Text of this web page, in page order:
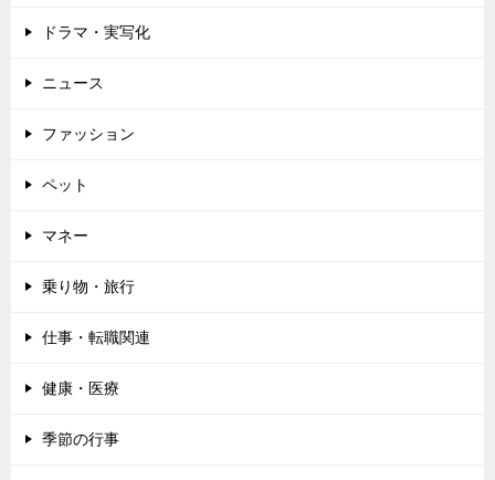
ドラマ・実写化
ニュース
ファッション
ペット
マネー
乗り物・旅行
仕事・転職関連
健康・医療
季節の行事